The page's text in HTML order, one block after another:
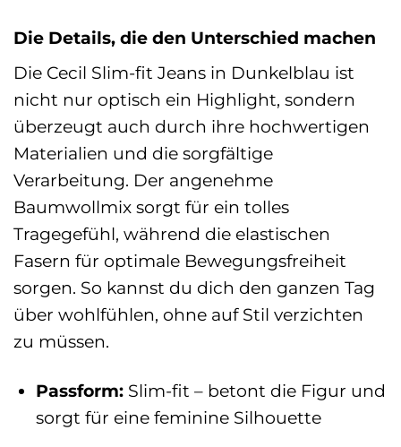
Die Details, die den Unterschied machen
Die Cecil Slim-fit Jeans in Dunkelblau ist
nicht nur optisch ein Highlight, sondern
überzeugt auch durch ihre hochwertigen
Materialien und die sorgfältige
Verarbeitung. Der angenehme
Baumwollmix sorgt für ein tolles
Tragegefühl, während die elastischen
Fasern für optimale Bewegungsfreiheit
sorgen. So kannst du dich den ganzen Tag
über wohlfühlen, ohne auf Stil verzichten
zu müssen.
Passform:Slim-fit – betont die Figur und
sorgt für eine feminine Silhouette